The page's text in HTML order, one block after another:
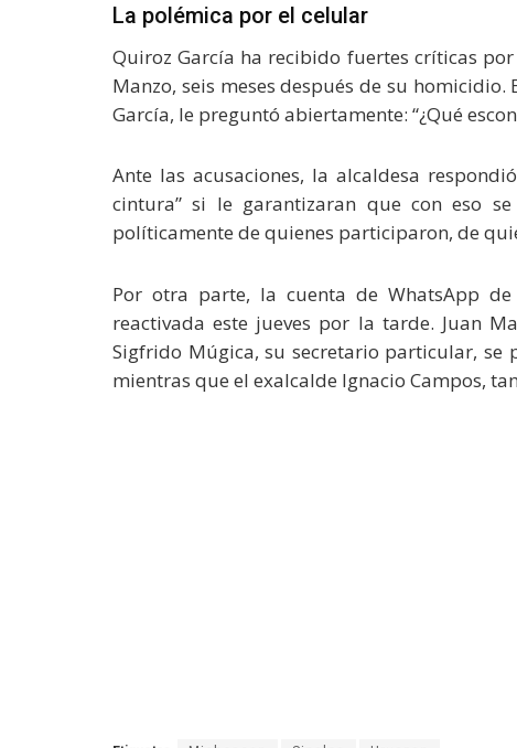
La polémica por el celular
Quiroz García ha recibido fuertes críticas
Manzo, seis meses después de su
García, le preguntó abiertamente: “¿Qué
Ante las acusaciones, la alcaldesa
cintura” si le garantizaran que con eso
políticamente de quienes participaron, de
Por otra parte, la cuenta de WhatsApp
reactivada este jueves por la tarde. Juan
Sigfrido Múgica, su secretario particular, se
mientras que el exalcalde Ignacio Campos,